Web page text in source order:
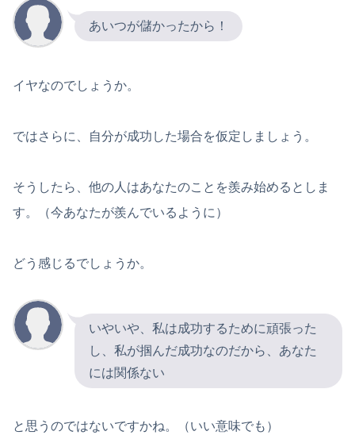
あいつが儲かったから！
イヤなのでしょうか。
ではさらに、自分が成功した場合を仮定しましょう。
そうしたら、他の人はあなたのことを羨み始めるとしま
す。（今あなたが羨んでいるように）
どう感じるでしょうか。
いやいや、私は成功するために頑張った
し、私が掴んだ成功なのだから、あなた
には関係ない
と思うのではないですかね。（いい意味でも）